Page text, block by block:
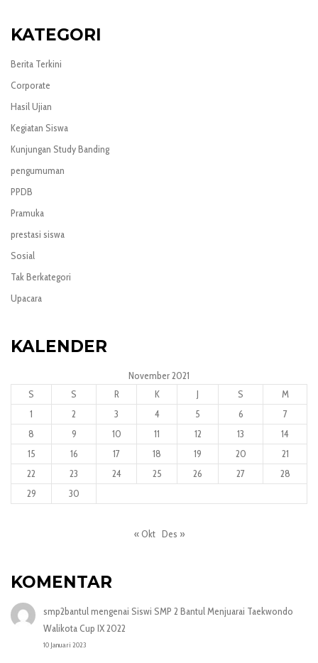
KATEGORI
Berita Terkini
Corporate
Hasil Ujian
Kegiatan Siswa
Kunjungan Study Banding
pengumuman
PPDB
Pramuka
prestasi siswa
Sosial
Tak Berkategori
Upacara
KALENDER
November 2021
S
S R K J S
M
1
2 3 4 5 6
7
8
9 10 11 12 13
14
15
16 17 18 19 20
21
22
23 24 25 26 27
28
29
30
« Okt Des »
KOMENTAR
smp2bantulmengenai Siswi SMP 2 Bantul Menjuarai Taekwondo
Walikota Cup IX 2022
10 Januari 2023